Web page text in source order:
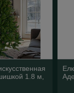
1.8 м,